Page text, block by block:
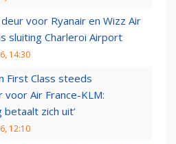
voor Ryanair en Wizz Air
sluiting Charleroi Airport
14:30
First Class steeds
voor Air France-KLM:
betaalt zich uit’
12:10